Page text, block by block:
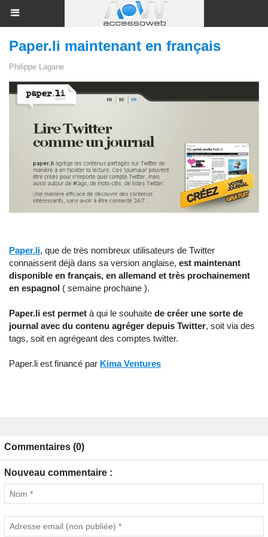
Paper.li maintenant en français
Philippe Lagane
Paper.li, que de très nombreux utilisateurs de Twitter
connaissent déjà dans sa version anglaise, est maintenant
disponible en français, en allemand et très prochainement
en espagnol ( semaine prochaine ).
Paper.li est permet à qui le souhaite de créer une sorte de
journal avec du contenu agréger depuis Twitter, soit via des
tags, soit en agrégeant des comptes twitter.
Paper.li est financé par Kima Ventures
Commentaires (0)
Nouveau commentaire :